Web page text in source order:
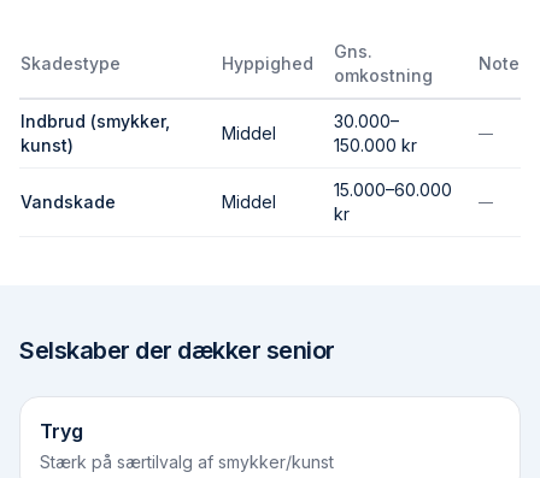
Skadestype Hyppighed
Gns.
omkostning
Note
Indbrud (smykker,
kunst)
Middel
30.000–
150.000 kr
—
Vandskade Middel
15.000–60.000
kr
—
Selskaber der dækker senior
Tryg
Stærk på særtilvalg af smykker/kunst